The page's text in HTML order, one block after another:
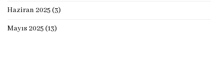
Haziran 2025 (3)
Mayıs 2025 (13)